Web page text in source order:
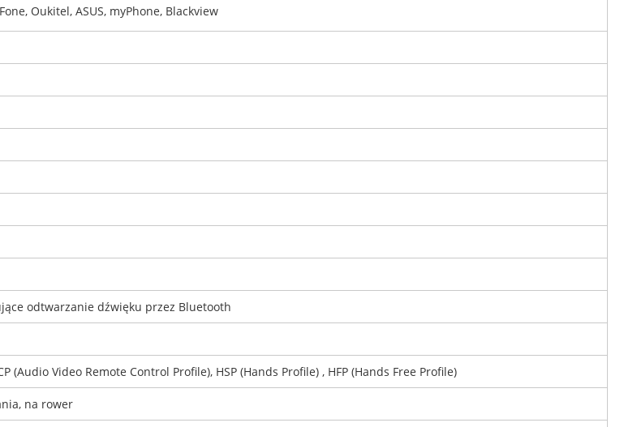
Oukitel, ASUS, myPhone, Blackview
odtwarzanie dźwięku przez Bluetooth
(Audio Video Remote Control Profile), HSP (Hands Profile) , HFP (Hands Free Profile)
na rower